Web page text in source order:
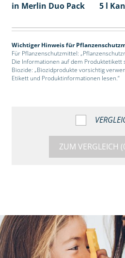
in Merlin Duo Pack
5 l
Wichtiger Hinweis für
Für Pflanzenschutzmittel:
Die Informationen auf dem Produktetikett
Biozide: „Biozidprodukte vorsichtig
Etikett und Produktinformationen lesen.“
ZUM VERGLEICH